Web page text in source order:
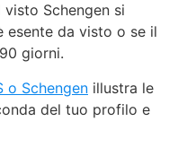
Schengen si
esente da visto o se il
giorni.
o Schengen illustra le
del tuo profilo e